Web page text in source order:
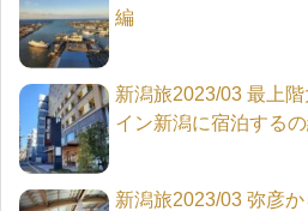
編
新潟旅2023/03 最上
イン新潟に宿泊する
新潟旅2023/03 弥彦